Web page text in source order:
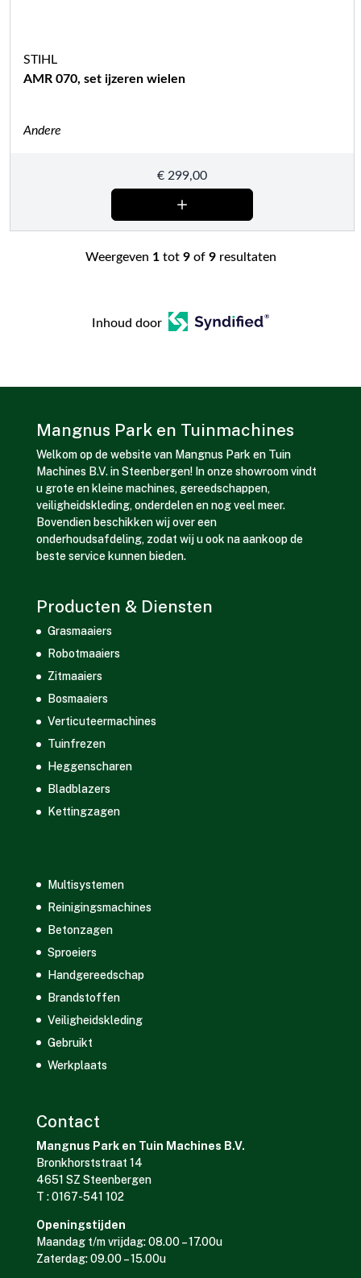
STIHL
AMR 070, set ijzeren wielen
Andere
€ 299,00
Weergeven 1tot 9of 9resultaten
Inhoud door
Mangnus Park en Tuinmachines
Welkom op de website van Mangnus Park en Tuin
Machines B.V. in Steenbergen! In onze showroom vindt
u grote en kleine machines, gereedschappen,
veiligheidskleding, onderdelen en nog veel meer.
Bovendien beschikken wij over een
onderhoudsafdeling, zodat wij u ook na aankoop de
beste service kunnen bieden.
Producten & Diensten
Grasmaaiers
Robotmaaiers
Zitmaaiers
Bosmaaiers
Verticuteermachines
Tuinfrezen
Heggenscharen
Bladblazers
Kettingzagen
Multisystemen
Reinigingsmachines
Betonzagen
Sproeiers
Handgereedschap
Brandstoffen
Veiligheidskleding
Gebruikt
Werkplaats
Contact
Mangnus Park en Tuin Machines B.V.
Bronkhorststraat 14
4651 SZ Steenbergen
T : 0167-541 102
Openingstijden
Maandag t/m vrijdag: 08.00 – 17.00u
Zaterdag: 09.00 – 15.00u